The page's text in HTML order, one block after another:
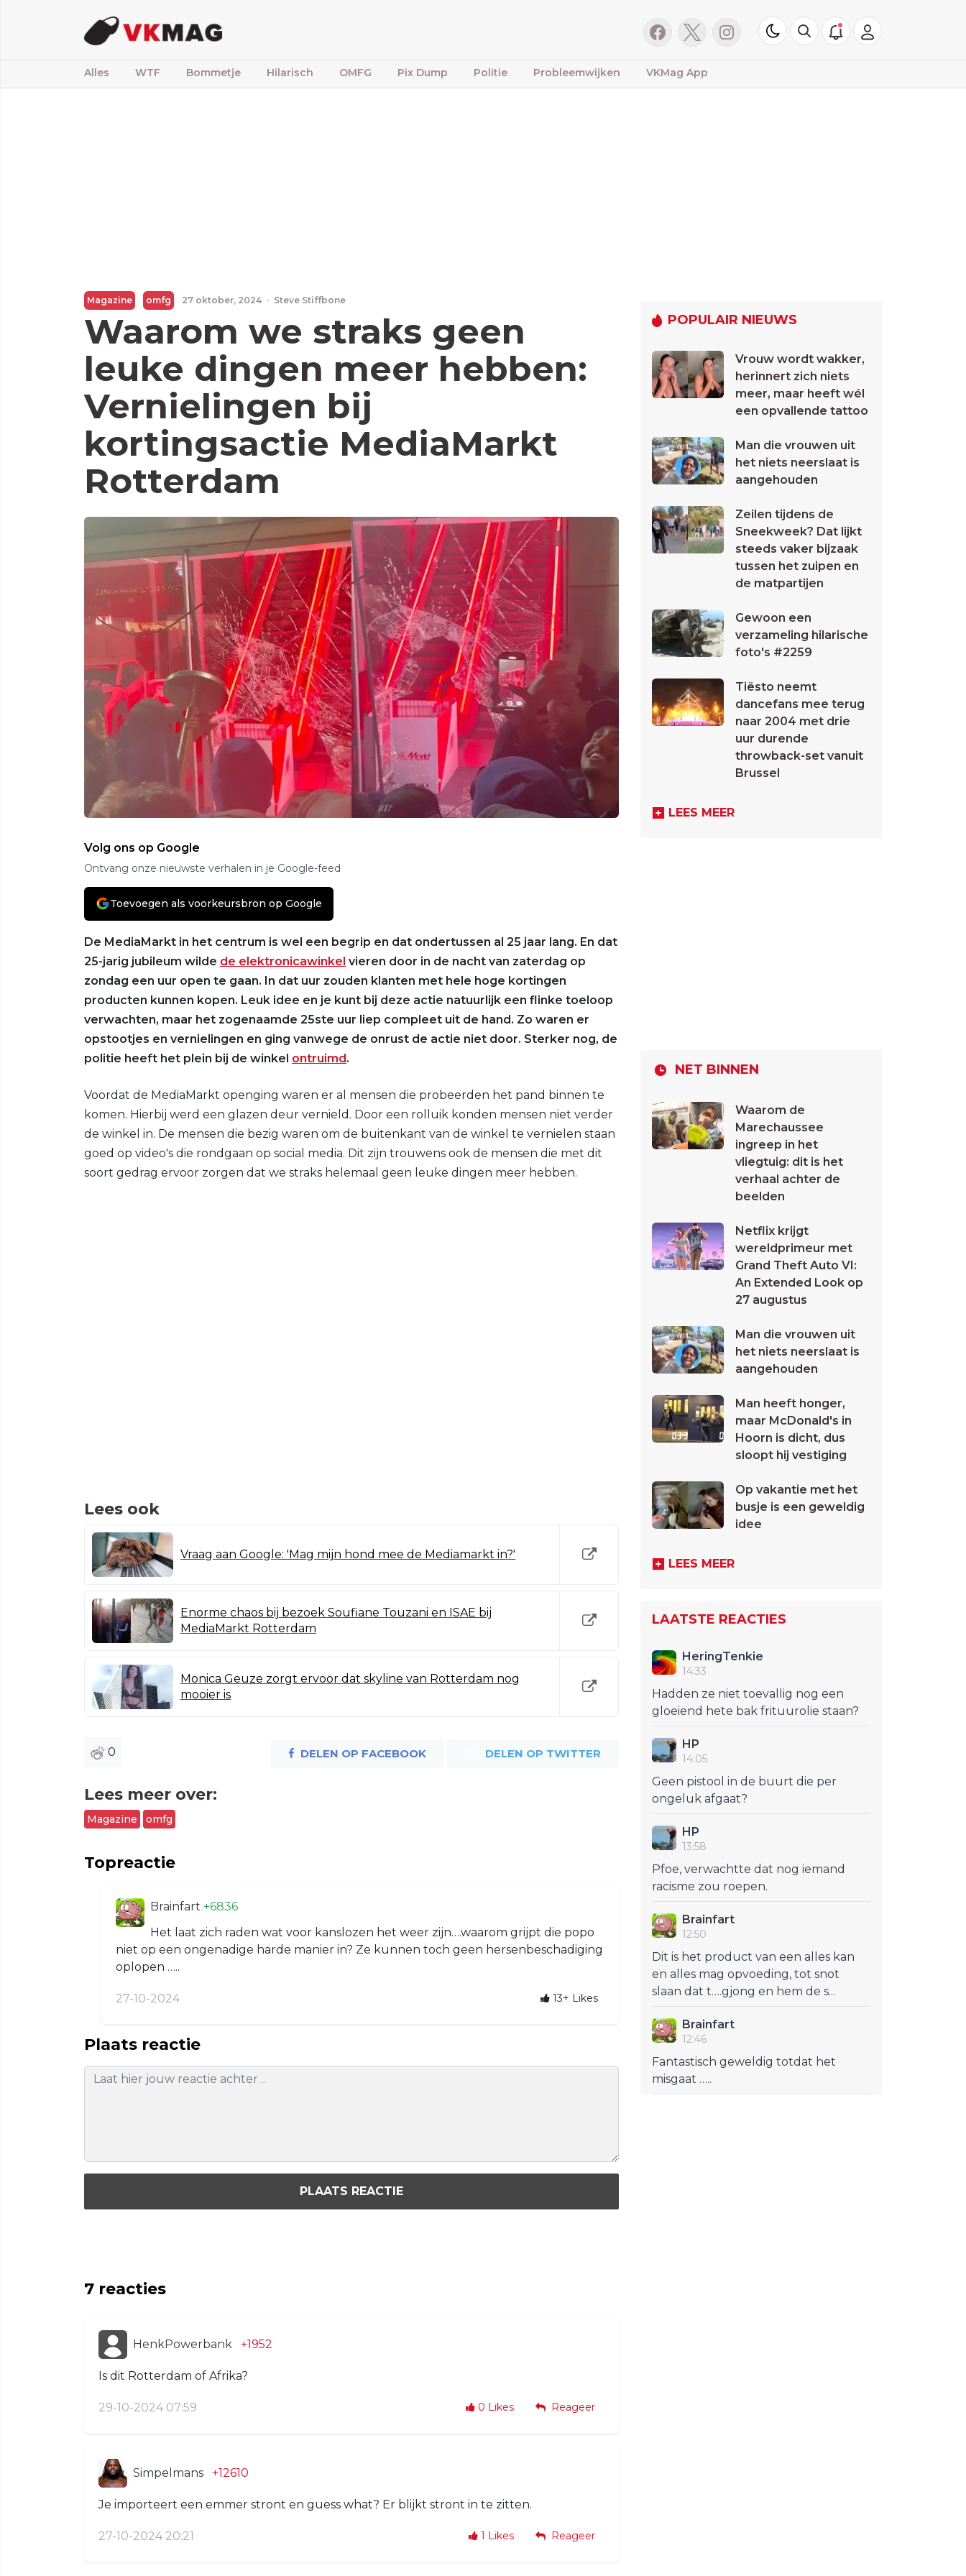
Alles WTF Bommetje Hilarisch OMFG Pix Dump Politie Probleemwijken VKMag App
Magazine omfg 27 oktober, 2024 · Steve Stiffbone
Waarom we straks geen
leuke dingen meer hebben:
Vernielingen bij
kortingsactie MediaMarkt
Rotterdam
Volg ons op Google
Ontvang onze nieuwste verhalen in je Google-feed
Toevoegen als voorkeursbron op Google
De MediaMarkt in het centrum is wel een begrip en dat ondertussen al 25 jaar lang. En dat
25-jarig jubileum wilde de elektronicawinkel vieren door in de nacht van zaterdag op
zondag een uur open te gaan. In dat uur zouden klanten met hele hoge kortingen
producten kunnen kopen. Leuk idee en je kunt bij deze actie natuurlijk een flinke toeloop
verwachten, maar het zogenaamde 25ste uur liep compleet uit de hand. Zo waren er
opstootjes en vernielingen en ging vanwege de onrust de actie niet door. Sterker nog, de
politie heeft het plein bij de winkel ontruimd.
Voordat de MediaMarkt openging waren er al mensen die probeerden het pand binnen te
komen. Hierbij werd een glazen deur vernield. Door een rolluik konden mensen niet verder
de winkel in. De mensen die bezig waren om de buitenkant van de winkel te vernielen staan
goed op video's die rondgaan op social media. Dit zijn trouwens ook de mensen die met dit
soort gedrag ervoor zorgen dat we straks helemaal geen leuke dingen meer hebben.
Lees ook
Vraag aan Google: 'Mag mijn hond mee de Mediamarkt in?'
Enorme chaos bij bezoek Soufiane Touzani en ISAE bij
MediaMarkt Rotterdam
Monica Geuze zorgt ervoor dat skyline van Rotterdam nog
mooier is
0 DELEN OP FACEBOOK DELEN OP TWITTER
Lees meer over:
Magazine omfg
Topreactie
Brainfart +6836
Het laat zich raden wat voor kanslozen het weer zijn….waarom grijpt die popo
niet op een ongenadige harde manier in? Ze kunnen toch geen hersenbeschadiging
oplopen …..
27-10-2024 13+ Likes
Plaats reactie
PLAATS REACTIE
7 reacties
HenkPowerbank +1952
Is dit Rotterdam of Afrika?
29-10-2024 07:59 0 Likes Reageer
Simpelmans +12610
Je importeert een emmer stront en guess what? Er blijkt stront in te zitten.
27-10-2024 20:21 1 Likes Reageer
POPULAIR NIEUWS
Vrouw wordt wakker,
herinnert zich niets
meer, maar heeft wél
een opvallende tattoo
Man die vrouwen uit
het niets neerslaat is
aangehouden
Zeilen tijdens de
Sneekweek? Dat lijkt
steeds vaker bijzaak
tussen het zuipen en
de matpartijen
Gewoon een
verzameling hilarische
foto's #2259
Tiësto neemt
dancefans mee terug
naar 2004 met drie
uur durende
throwback-set vanuit
Brussel
LEES MEER
NET BINNEN
Waarom de
Marechaussee
ingreep in het
vliegtuig: dit is het
verhaal achter de
beelden
Netflix krijgt
wereldprimeur met
Grand Theft Auto VI:
An Extended Look op
27 augustus
Man die vrouwen uit
het niets neerslaat is
aangehouden
Man heeft honger,
maar McDonald's in
Hoorn is dicht, dus
sloopt hij vestiging
Op vakantie met het
busje is een geweldig
idee
LEES MEER
LAATSTE REACTIES
HeringTenkie
14:33
Hadden ze niet toevallig nog een
gloeiend hete bak frituurolie staan?
HP
14:05
Geen pistool in de buurt die per
ongeluk afgaat?
HP
13:58
Pfoe, verwachtte dat nog iemand
racisme zou roepen.
Brainfart
12:50
Dit is het product van een alles kan
en alles mag opvoeding, tot snot
slaan dat t….gjong en hem de s...
Brainfart
12:46
Fantastisch geweldig totdat het
misgaat …..